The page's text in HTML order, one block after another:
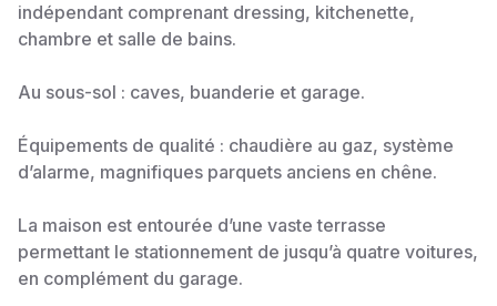
indépendant comprenant dressing, kitchenette,
chambre et salle de bains.
Au sous-sol : caves, buanderie et garage.
Équipements de qualité : chaudière au gaz, système
d’alarme, magnifiques parquets anciens en chêne.
La maison est entourée d’une vaste terrasse
permettant le stationnement de jusqu’à quatre voitures,
en complément du garage.